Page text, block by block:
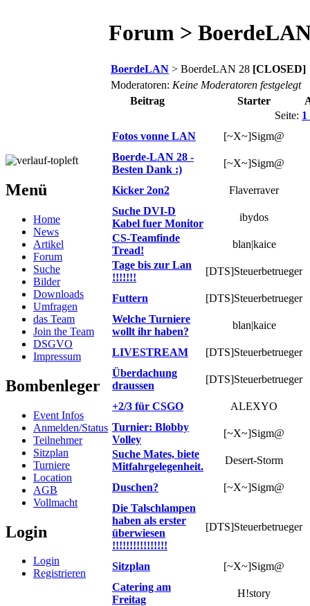
Menü
Home
News
Artikel
Forum
Suche
Bilder
Downloads
Umfragen
das Team
Join the Team
DSGVO
Impressum
Bombenleger
Event Infos
Anmelden/Status
Teilnehmer
Sitzplan
Turniere
Location
AGB
Vollmacht
Login
Login
Registrieren
Forum >
BoerdeLAN > BoerdeLAN 28 [CLOSED]
Moderatoren: Keine Moderatoren festgelegt
Beitrag
Starter
Seite: 1
Fotos vonne LAN
[~X~]Sigm@
Boerde-LAN 28 -
Besten Dank :)
[~X~]Sigm@
Kicker 2on2
Flaverraver
Suche DVI-D
Kabel fuer Monitor
ibydos
CS-Teamfinde
Tread!
blan|kaice
Tage bis zur Lan
!!!!!!!
[DTS]Steuerbetrueger
Futtern
[DTS]Steuerbetrueger
Welche Turniere
wollt ihr haben?
blan|kaice
LIVESTREAM
[DTS]Steuerbetrueger
Überdachung
draussen
[DTS]Steuerbetrueger
+2/3 für CSGO
ALEXYO
Turnier: Blobby
Volley
[~X~]Sigm@
Suche Mates, biete
Mitfahrgelegenheit.
Desert-Storm
Duschen?
[~X~]Sigm@
Die Talschlampen
haben als erster
überwiesen
!!!!!!!!!!!!!!!!
[DTS]Steuerbetrueger
Sitzplan
[~X~]Sigm@
Catering am
Freitag
H!story